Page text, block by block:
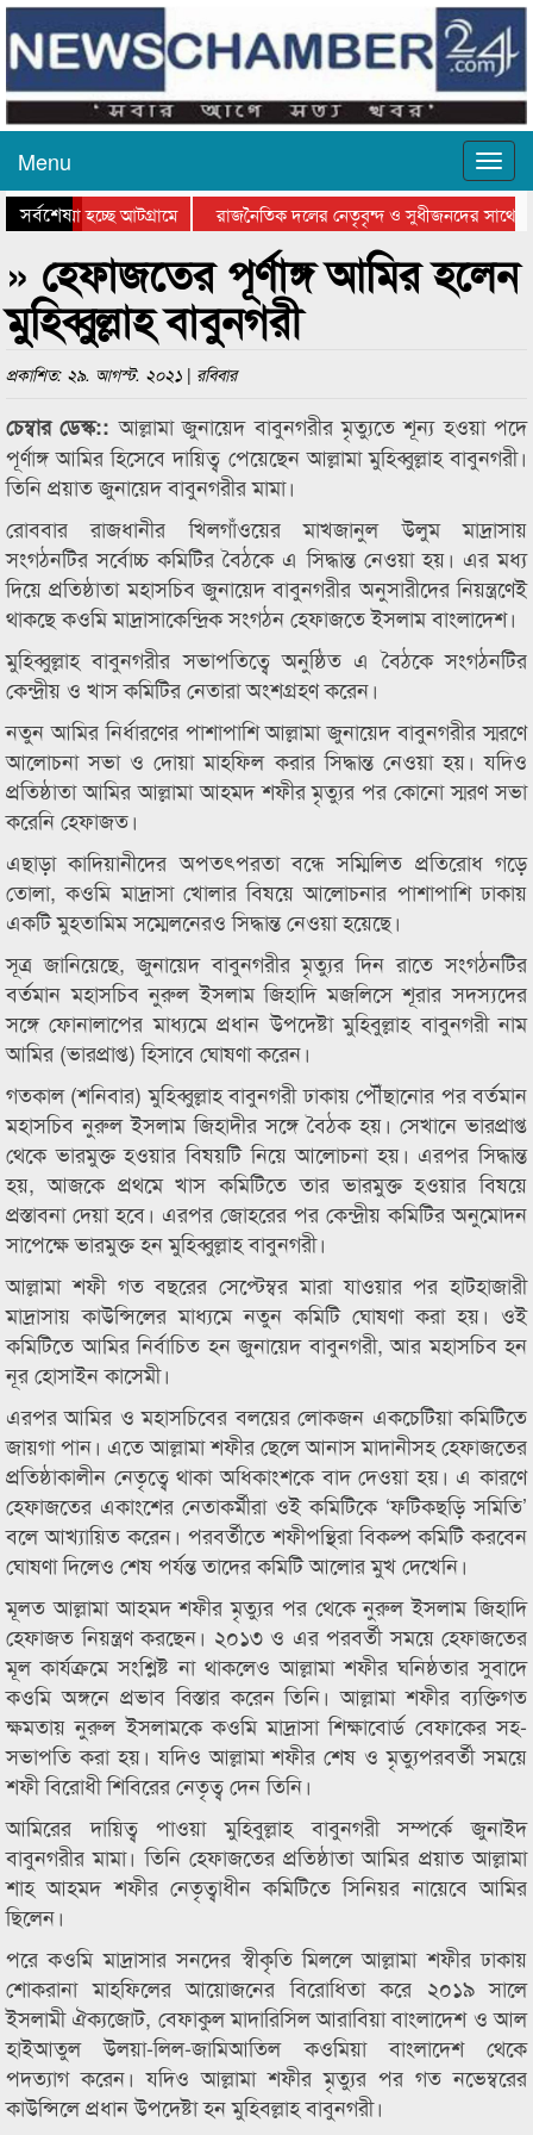
Menu
সর্বশেষ
যাওয়া হচ্ছে আটগ্রামে
রাজনৈতিক দলের নেতৃবৃন্দ ও সুধীজনদের সাথে
সিলেটে বাংলাদেশ গ্রুপ থিয়েটার ফেডারেশানের
» হেফাজতের পূর্ণাঙ্গ আমির হলেন
মুহিব্বুল্লাহ বাবুনগরী
প্রকাশিত: ২৯. আগস্ট. ২০২১ | রবিবার
চেম্বার ডেস্ক::আল্লামা জুনায়েদ বাবুনগরীর মৃত্যুতে শূন্য হওয়া পদে
পূর্ণাঙ্গ আমির হিসেবে দায়িত্ব পেয়েছেন আল্লামা মুহিব্বুল্লাহ বাবুনগরী।
তিনি প্রয়াত জুনায়েদ বাবুনগরীর মামা।
রোববার রাজধানীর খিলগাঁওয়ের মাখজানুল উলুম মাদ্রাসায়
সংগঠনটির সর্বোচ্চ কমিটির বৈঠকে এ সিদ্ধান্ত নেওয়া হয়। এর মধ্য
দিয়ে প্রতিষ্ঠাতা মহাসচিব জুনায়েদ বাবুনগরীর অনুসারীদের নিয়ন্ত্রণেই
থাকছে কওমি মাদ্রাসাকেন্দ্রিক সংগঠন হেফাজতে ইসলাম বাংলাদেশ।
মুহিব্বুল্লাহ বাবুনগরীর সভাপতিত্বে অনুষ্ঠিত এ বৈঠকে সংগঠনটির
কেন্দ্রীয় ও খাস কমিটির নেতারা অংশগ্রহণ করেন।
নতুন আমির নির্ধারণের পাশাপাশি আল্লামা জুনায়েদ বাবুনগরীর স্মরণে
আলোচনা সভা ও দোয়া মাহফিল করার সিদ্ধান্ত নেওয়া হয়। যদিও
প্রতিষ্ঠাতা আমির আল্লামা আহমদ শফীর মৃত্যুর পর কোনো স্মরণ সভা
করেনি হেফাজত।
এছাড়া কাদিয়ানীদের অপতৎপরতা বন্ধে সম্মিলিত প্রতিরোধ গড়ে
তোলা, কওমি মাদ্রাসা খোলার বিষয়ে আলোচনার পাশাপাশি ঢাকায়
একটি মুহতামিম সম্মেলনেরও সিদ্ধান্ত নেওয়া হয়েছে।
সূত্র জানিয়েছে, জুনায়েদ বাবুনগরীর মৃত্যুর দিন রাতে সংগঠনটির
বর্তমান মহাসচিব নুরুল ইসলাম জিহাদি মজলিসে শূরার সদস্যদের
সঙ্গে ফোনালাপের মাধ্যমে প্রধান উপদেষ্টা মুহিবুল্লাহ বাবুনগরী নাম
আমির (ভারপ্রাপ্ত) হিসাবে ঘোষণা করেন।
গতকাল (শনিবার) মুহিব্বুল্লাহ বাবুনগরী ঢাকায় পৌঁছানোর পর বর্তমান
মহাসচিব নুরুল ইসলাম জিহাদীর সঙ্গে বৈঠক হয়। সেখানে ভারপ্রাপ্ত
থেকে ভারমুক্ত হওয়ার বিষয়টি নিয়ে আলোচনা হয়। এরপর সিদ্ধান্ত
হয়, আজকে প্রথমে খাস কমিটিতে তার ভারমুক্ত হওয়ার বিষয়ে
প্রস্তাবনা দেয়া হবে। এরপর জোহরের পর কেন্দ্রীয় কমিটির অনুমোদন
সাপেক্ষে ভারমুক্ত হন মুহিব্বুল্লাহ বাবুনগরী।
আল্লামা শফী গত বছরের সেপ্টেম্বর মারা যাওয়ার পর হাটহাজারী
মাদ্রাসায় কাউন্সিলের মাধ্যমে নতুন কমিটি ঘোষণা করা হয়। ওই
কমিটিতে আমির নির্বাচিত হন জুনায়েদ বাবুনগরী, আর মহাসচিব হন
নূর হোসাইন কাসেমী।
এরপর আমির ও মহাসচিবের বলয়ের লোকজন একচেটিয়া কমিটিতে
জায়গা পান। এতে আল্লামা শফীর ছেলে আনাস মাদানীসহ হেফাজতের
প্রতিষ্ঠাকালীন নেতৃত্বে থাকা অধিকাংশকে বাদ দেওয়া হয়। এ কারণে
হেফাজতের একাংশের নেতাকর্মীরা ওই কমিটিকে ‘ফটিকছড়ি সমিতি’
বলে আখ্যায়িত করেন। পরবর্তীতে শফীপন্থিরা বিকল্প কমিটি করবেন
ঘোষণা দিলেও শেষ পর্যন্ত তাদের কমিটি আলোর মুখ দেখেনি।
মূলত আল্লামা আহমদ শফীর মৃত্যুর পর থেকে নুরুল ইসলাম জিহাদি
হেফাজত নিয়ন্ত্রণ করছেন। ২০১৩ ও এর পরবর্তী সময়ে হেফাজতের
মূল কার্যক্রমে সংশ্লিষ্ট না থাকলেও আল্লামা শফীর ঘনিষ্ঠতার সুবাদে
কওমি অঙ্গনে প্রভাব বিস্তার করেন তিনি। আল্লামা শফীর ব্যক্তিগত
ক্ষমতায় নুরুল ইসলামকে কওমি মাদ্রাসা শিক্ষাবোর্ড বেফাকের সহ-
সভাপতি করা হয়। যদিও আল্লামা শফীর শেষ ও মৃত্যুপরবর্তী সময়ে
শফী বিরোধী শিবিরের নেতৃত্ব দেন তিনি।
আমিরের দায়িত্ব পাওয়া মুহিবুল্লাহ বাবুনগরী সম্পর্কে জুনাইদ
বাবুনগরীর মামা। তিনি হেফাজতের প্রতিষ্ঠাতা আমির প্রয়াত আল্লামা
শাহ আহমদ শফীর নেতৃত্বাধীন কমিটিতে সিনিয়র নায়েবে আমির
ছিলেন।
পরে কওমি মাদ্রাসার সনদের স্বীকৃতি মিললে আল্লামা শফীর ঢাকায়
শোকরানা মাহফিলের আয়োজনের বিরোধিতা করে ২০১৯ সালে
ইসলামী ঐক্যজোট, বেফাকুল মাদারিসিল আরাবিয়া বাংলাদেশ ও আল
হাইআতুল উলয়া-লিল-জামিআতিল কওমিয়া বাংলাদেশ থেকে
পদত্যাগ করেন। যদিও আল্লামা শফীর মৃত্যুর পর গত নভেম্বরের
কাউন্সিলে প্রধান উপদেষ্টা হন মুহিবল্লাহ বাবুনগরী।